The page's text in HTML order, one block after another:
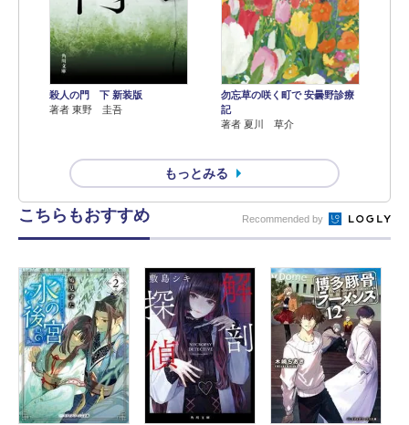
殺人の門 下 新装版
著者 東野 圭吾
勿忘草の咲く町で 安曇野診療
記
著者 夏川 草介
もっとみる
こちらもおすすめ Recommended by